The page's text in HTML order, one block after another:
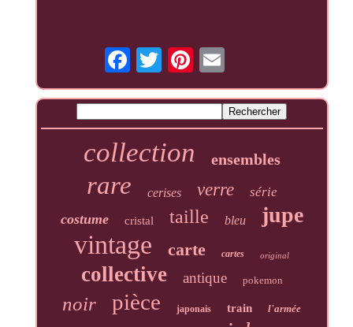
collection ensembles
rare cerises verre série
costume cristal taille bleu jupe
vintage carte cartes original
collective antique pokemon
noir pièce japonais train l'armée